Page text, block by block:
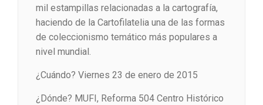
mil estampillas relacionadas a la cartografía,
haciendo de la Cartofilatelia una de las formas
de coleccionismo temático más populares a
nivel mundial.
¿Cuándo? Viernes 23 de enero de 2015
¿Dónde? MUFI, Reforma 504 Centro Histórico